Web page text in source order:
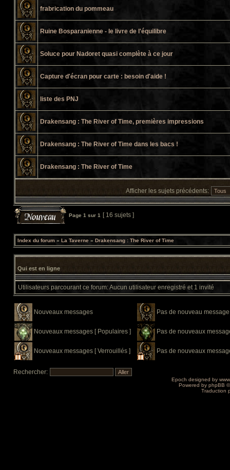
frabrication du pommeau
Ruine Bosparanienne - le livre de l'équilibre
Soluce pour Nadoret quasi complète à ce jour
Capture d'écran pour carte : besoin d'aide !
liste des PNJ
Drakensang : The River of Time, premières impressions
Drakensang : The River of Time dans les bacs !
Drakensang : The River of Time
Afficher les sujets précédents:
Page 1 sur 1 [ 16 sujets ]
Index du forum » La Taverne » Drakensang : The River of Time
Qui est en ligne
Utilisateurs parcourant ce forum: Aucun utilisateur enregistré et 1 invité
Nouveaux messages Pas de nouveau message
Nouveaux messages [ Populaires ] Pas de nouveaux
Nouveaux messages [ Verrouillés ] Pas de nouveaux
Rechercher:
Epoch designed by
Powered by phpBB
Traduction